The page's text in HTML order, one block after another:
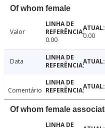
Of whom female
Valor
0.00
0.00
Data
Comentário
Of whom female